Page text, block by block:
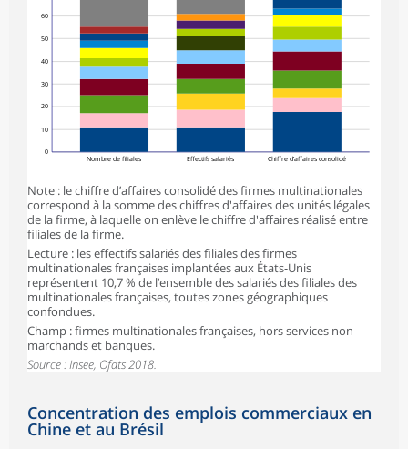
0
10
20
30
40
50
60
Nombre de filiales Effectifs salariés Chiffre d’affaires consolidé
Note : le chiffre d’affaires consolidé des firmes multinationales
correspond à la somme des chiffres d'affaires des unités légales
de la firme, à laquelle on enlève le chiffre d'affaires réalisé entre
filiales de la firme.
Lecture : les effectifs salariés des filiales des firmes
multinationales françaises implantées aux États-Unis
représentent 10,7 % de l’ensemble des salariés des filiales des
multinationales françaises, toutes zones géographiques
confondues.
Champ : firmes multinationales françaises, hors services non
marchands et banques.
Source : Insee, Ofats 2018.
Concentration des emplois commerciaux en
Chine et au Brésil